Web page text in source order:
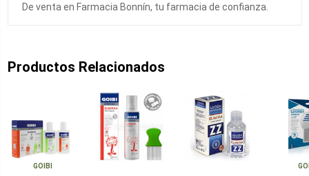
De venta en Farmacia Bonnín, tu farmacia de confianza.
Productos Relacionados
GOIBI